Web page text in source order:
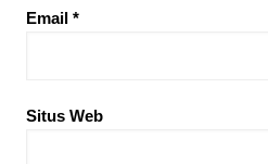
Email *
Situs Web